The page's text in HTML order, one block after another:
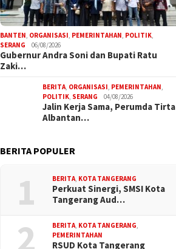
BANTEN, ORGANISASI, PEMERINTAHAN, POLITIK,
SERANG
06/08/2026
Gubernur Andra Soni dan Bupati Ratu
Zaki…
BERITA, ORGANISASI, PEMERINTAHAN,
POLITIK, SERANG 04/08/2026
Jalin Kerja Sama, Perumda Tirta
Albantan…
BERITA POPULER
1 BERITA, KOTA TANGERANG
Perkuat Sinergi, SMSI Kota
Tangerang Aud…
2 BERITA, KOTA TANGERANG,
PEMERINTAHAN
RSUD Kota Tangerang